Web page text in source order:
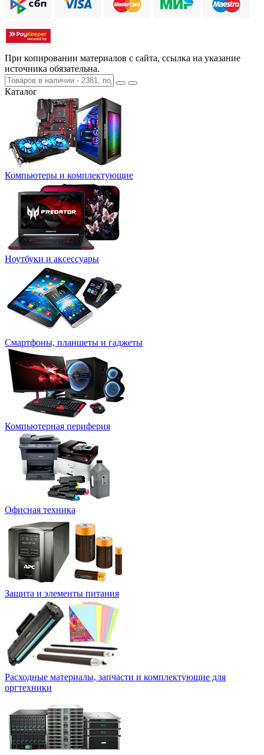
При копировании материалов с сайта, ссылка на указание
источника обязательна.
Каталог
Компьютеры и комплектующие
Ноутбуки и аксессуары
Смартфоны, планшеты и гаджеты
Компьютерная периферия
Офисная техника
Защита и элементы питания
Расходные материалы, запчасти и комплектующие для
оргтехники